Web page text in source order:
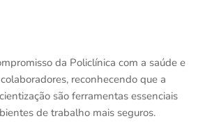
da Policlínica com a saúde e
reconhecendo que a
são ferramentas essenciais
de trabalho mais seguros.